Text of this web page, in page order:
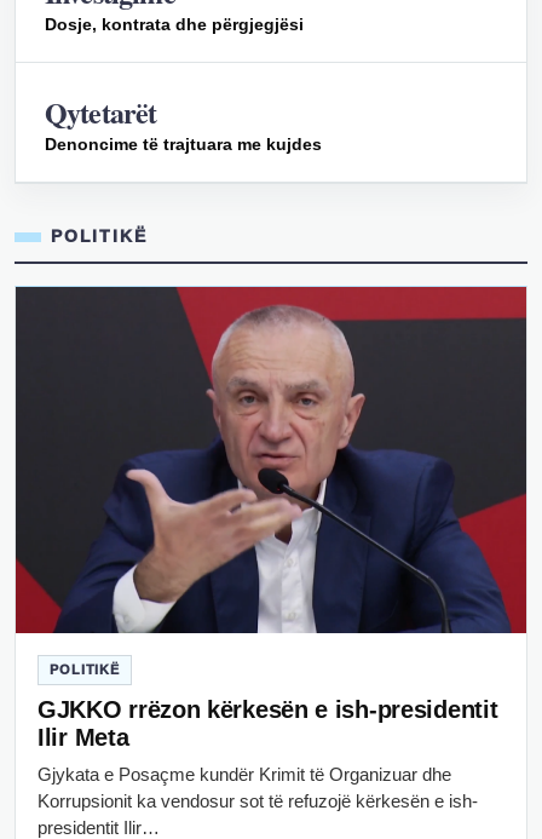
Dosje, kontrata dhe përgjegjësi
Qytetarët
Denoncime të trajtuara me kujdes
POLITIKË
POLITIKË
GJKKO rrëzon kërkesën e ish-presidentit
Ilir Meta
Gjykata e Posaçme kundër Krimit të Organizuar dhe
Korrupsionit ka vendosur sot të refuzojë kërkesën e ish-
presidentit Ilir…